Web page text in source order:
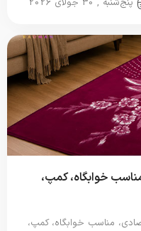
خوابگاه، کمپ،
مناسب خوابگاه، کمپ،